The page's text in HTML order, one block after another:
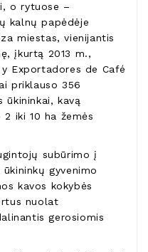
o rytuose –
kalnų papėdėje
miestas, vienijantis
įkurtą 2013 m.,
Exportadores de Café
priklauso 356
ūkininkai, kavą
iki 10 ha žemės
subūrimo į
gyvenimo
kavos kokybės
nuolat
gerosiomis